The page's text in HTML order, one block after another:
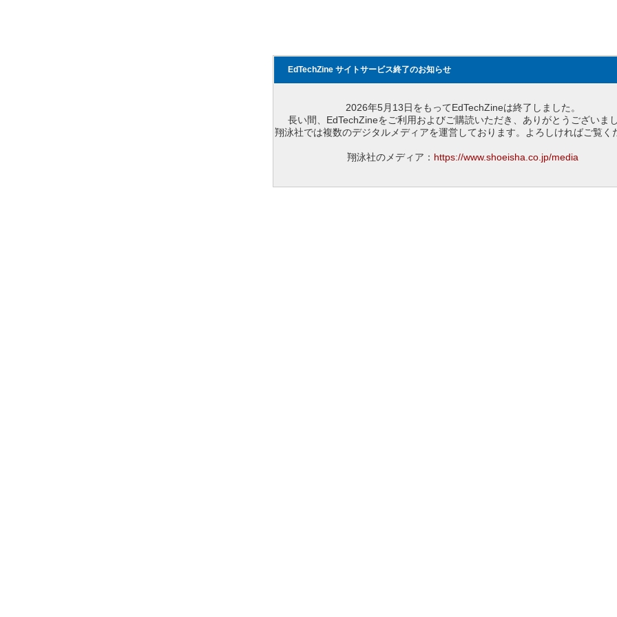
EdTechZine サイトサービス終了のお知らせ
2026年5月13日をもってEdTechZineは終了しました。
長い間、EdTechZineをご利用およびご購読いただき、ありがとうございまし
翔泳社では複数のデジタルメディアを運営しております。よろしければご覧く
翔泳社のメディア： https://www.shoeisha.co.jp/media